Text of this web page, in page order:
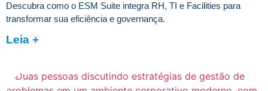
Descubra como o ESM Suite integra RH, TI e Facilities para
transformar sua eficiência e governança.
Leia +